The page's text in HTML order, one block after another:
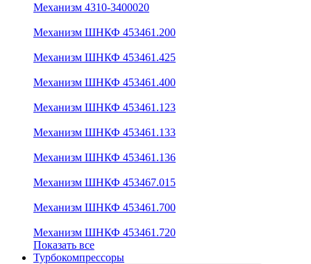
Механизм 4310-3400020
Механизм ШНКФ 453461.200
Механизм ШНКФ 453461.425
Механизм ШНКФ 453461.400
Механизм ШНКФ 453461.123
Механизм ШНКФ 453461.133
Механизм ШНКФ 453461.136
Механизм ШНКФ 453467.015
Механизм ШНКФ 453461.700
Механизм ШНКФ 453461.720
Показать все
Турбокомпрессоры